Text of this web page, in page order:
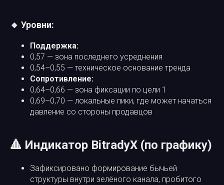
🔸 Уровни:
Поддержка:
0,57 — зона последнего усреднения
0,54–0,55 — техническое основание тренда
Сопротивление:
0,64–0,66 — зона фиксации по цели 1
0,69–0,70 — локальные пики, где может начаться
давление со стороны продавцов
🔺 Индикатор BitradyX (по графику)
Зафиксировано формирование бычьей
структуры внутри зелёного канала, пробитого